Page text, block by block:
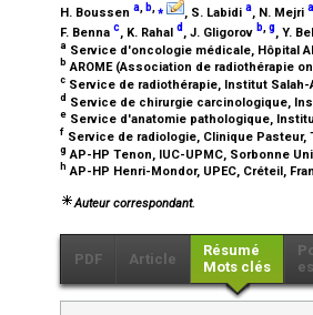
H. Boussen a, b,⁎ , S. Labidi a, N. Mejri a
F. Benna c, K. Rahal d , J. Gligorov b g, Y.
a Service d'oncologie médicale, Hôpital
b AROME (Association de radiothérapie
c Service de radiothérapie, Institut
d Service de chirurgie carcinologique,
e Service d'anatomie pathologique,
f Service de radiologie, Clinique Pasteur,
g AP-HP Tenon, IUC-UPMC, Sorbonne
h AP-HP Henri-Mondor, UPEC, Créteil,
Auteur correspondant.
PDF Article
Résumé
Mots clés